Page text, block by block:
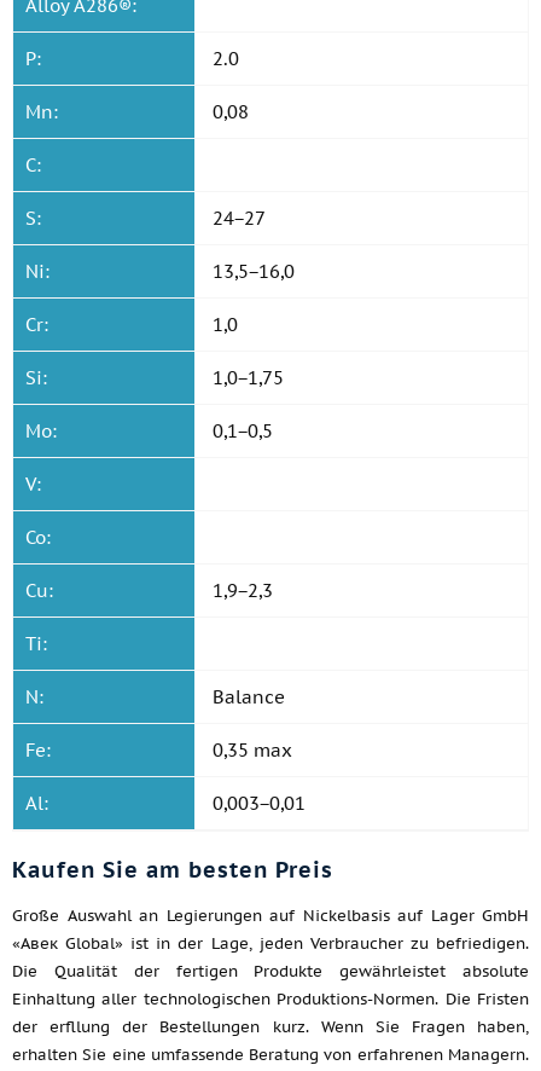
Alloy A286®:
P: 2.0
Mn: 0,08
C:
S: 24−27
Ni: 13,5−16,0
Cr: 1,0
Si: 1,0−1,75
Mo: 0,1−0,5
V:
Co:
Cu: 1,9−2,3
Ti:
N: Balance
Fe: 0,35 max
Al: 0,003−0,01
Kaufen Sie am besten Preis
Große Auswahl an Legierungen auf Nickelbasis auf Lager GmbH
«Авек Global» ist in der Lage, jeden Verbraucher zu befriedigen.
Die Qualität der fertigen Produkte gewährleistet absolute
Einhaltung aller technologischen Produktions-Normen. Die Fristen
der erfllung der Bestellungen kurz. Wenn Sie Fragen haben,
erhalten Sie eine umfassende Beratung von erfahrenen Managern.